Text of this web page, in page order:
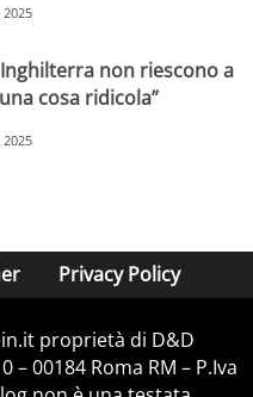
non riescono a
cosa ridicola”
Privacy Policy
proprietà di D&D
– 00184 Roma RM – P.Iva